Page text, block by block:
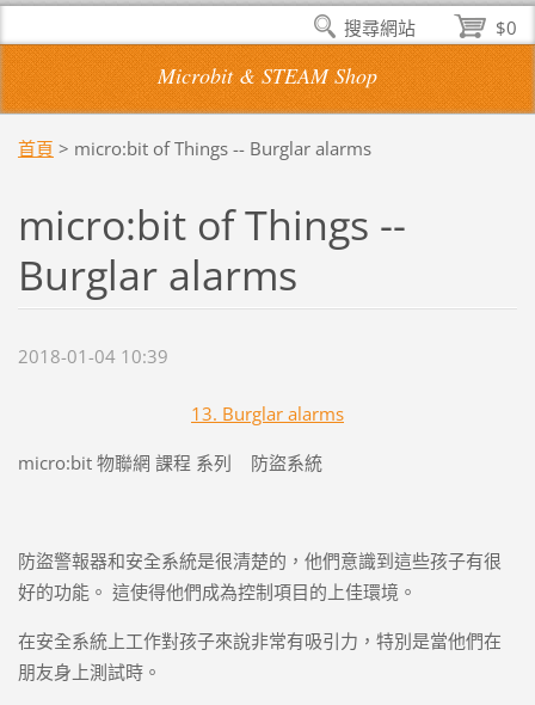
Microbit & STEAM Shop
首頁 > micro:bit of Things -- Burglar alarms
micro:bit of Things --
Burglar alarms
2018-01-04 10:39
13. Burglar alarms
micro:bit 物聯網 課程 系列 防盜系統
防盜警報器和安全系統是很清楚的，他們意識到這些孩子有很
好的功能。 這使得他們成為控制項目的上佳環境。
在安全系統上工作對孩子來說非常有吸引力，特別是當他們在
朋友身上測試時。
$0
搜尋網站